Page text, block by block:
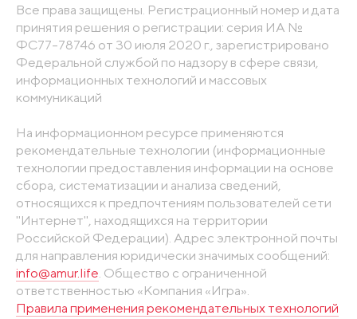
Все права защищены. Регистрационный номер и дата
принятия решения о регистрации: серия ИА №
ФС77-78746 от 30 июля 2020 г., зарегистрировано
Федеральной службой по надзору в сфере связи,
информационных технологий и массовых
коммуникаций
На информационном ресурсе применяются
рекомендательные технологии (информационные
технологии предоставления информации на основе
сбора, систематизации и анализа сведений,
относящихся к предпочтениям пользователей сети
"Интернет", находящихся на территории
Российской Федерации). Адрес электронной почты
для направления юридически значимых сообщений:
info@amur.life . Общество с ограниченной
ответственностью «Компания «Игра».
Правила применения рекомендательных технологий